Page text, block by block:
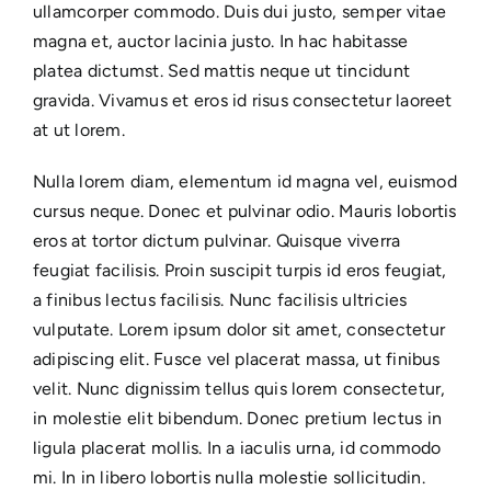
ullamcorper commodo. Duis dui justo, semper vitae
magna et, auctor lacinia justo. In hac habitasse
platea dictumst. Sed mattis neque ut tincidunt
gravida. Vivamus et eros id risus consectetur laoreet
at ut lorem.
Nulla lorem diam, elementum id magna vel, euismod
cursus neque. Donec et pulvinar odio. Mauris lobortis
eros at tortor dictum pulvinar. Quisque viverra
feugiat facilisis. Proin suscipit turpis id eros feugiat,
a finibus lectus facilisis. Nunc facilisis ultricies
vulputate. Lorem ipsum dolor sit amet, consectetur
adipiscing elit. Fusce vel placerat massa, ut finibus
velit. Nunc dignissim tellus quis lorem consectetur,
in molestie elit bibendum. Donec pretium lectus in
ligula placerat mollis. In a iaculis urna, id commodo
mi. In in libero lobortis nulla molestie sollicitudin.